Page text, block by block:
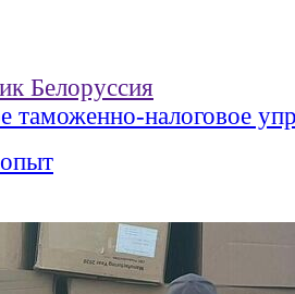
Белоруссия
таможенно-налоговое